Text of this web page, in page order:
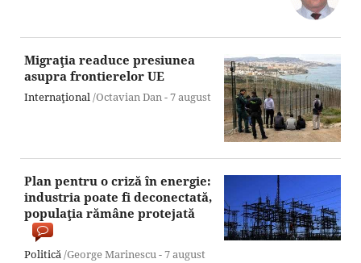
Migraţia readuce presiunea
asupra frontierelor UE
Internaţional/Octavian Dan -7 august
Plan pentru o criză în energie:
industria poate fi deconectată,
populaţia rămâne protejată
Politică /George Marinescu -7 august